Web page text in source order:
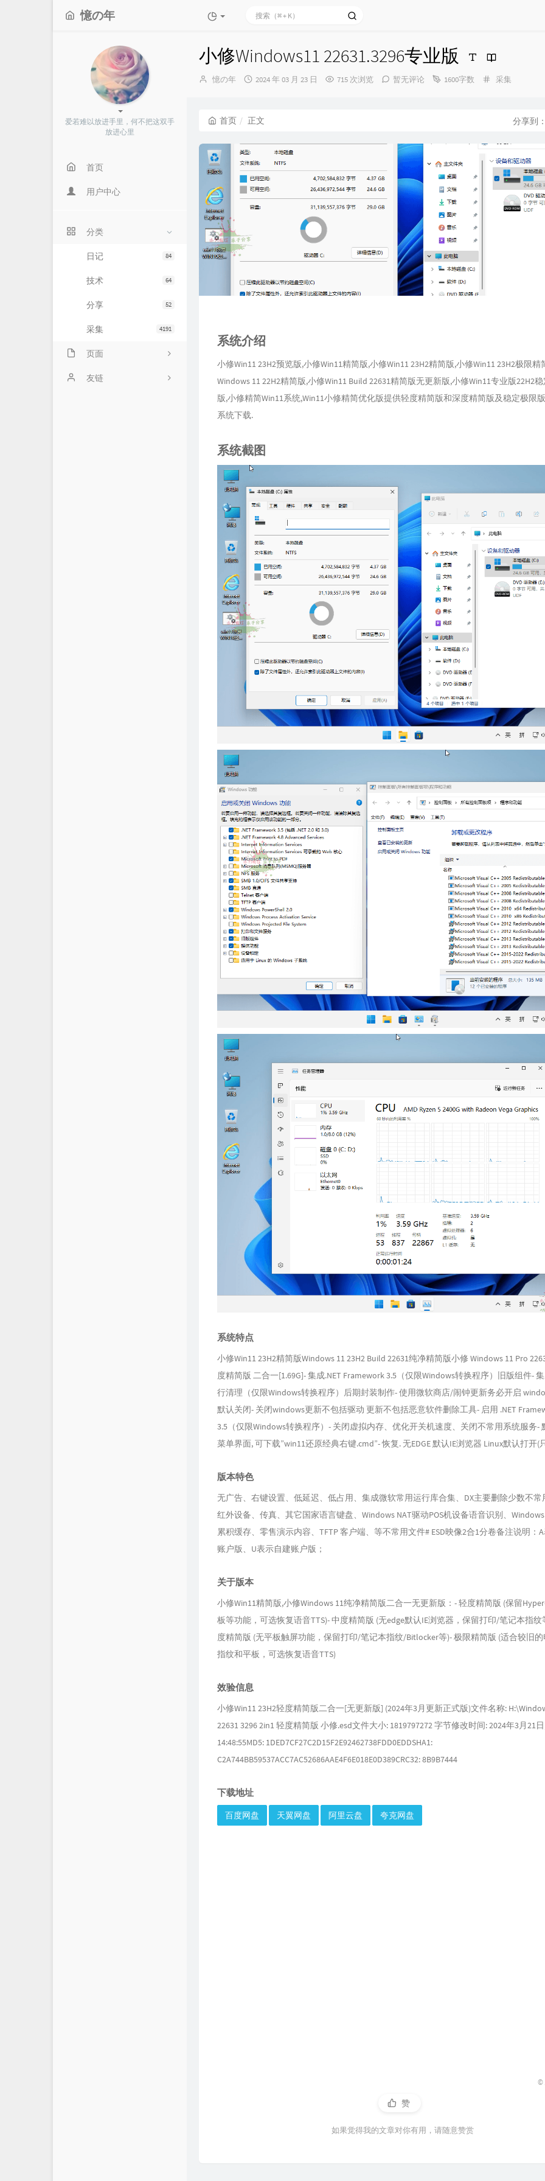
憶の年
爱若难以放进手里，何不把这双手
放进心里
首页
用户中心
分类
84
日记
64
技术
52
分享
4191
采集
页面
会员中心
友链
小修Windows11 22631.3296专业版
博
憶の年
发
2024 年 03 月 23 日 715 次浏览 暂无评论 1600字数
分
采集
首页 正文 分享到
系统介绍
小修Win11 23H2预览版,小修Win11精简版,小修Win11 23H2精简版,小修Win11 23H2极限精
Windows 11 22H2精简版,小修Win11 Build 22631精简版无更新版,小修Win11专业版22H2
版,小修精简Win11系统,Win11小修精简优化版提供轻度精简版和深度精简版及稳定极限
系统下载.
系统截图
系统特点
小修Win11 23H2精简版Windows 11 23H2 Build 22631纯净精简版小修 Windows 11 Pro
度精简版 二合一[1.69G]- 集成.NET Framework 3.5（仅限Windows转换程序）旧版组件-
行清理（仅限Windows转换程序）后期封装制作- 使用微软商店/闹钟更新务必开启
默认关闭- 关闭windows更新不包括驱动 更新不包括恶意软件删除工具- 启用 .NET
3.5（仅限Windows转换程序）- 关闭虚拟内存、优化开关机速度、关闭不常用系统服务-
菜单界面, 可下载”win11还原经典右键.cmd”- 恢复. 无EDGE 默认IE浏览器 Linux默认打开(
版本特色
无广告、右键设置、低延迟、低占用、集成微软常用运行库合集、DX主要删除少数不常
红外设备、传真、其它国家语言键盘、Windows NAT驱动POS机设备语音识别、
累积缓存、零售演示内容、TFTP 客户端、等不常用文件# ESD映像2合1分卷备注说明：
账户版、U表示自建账户版；
关于版本
小修Win11精简版,小修Windows 11纯净精简版二合一无更新版：- 轻度精简版 (保留
板等功能，可选恢复语音TTS)- 中度精简版 (无edge默认IE浏览器，保留打印/笔记本指纹
度精简版 (无平板触屏功能，保留打印/笔记本指纹/Bitlocker等)- 极限精简版 (适合较旧
指纹和平板，可选恢复语音TTS)
效验信息
小修Win11 23H2轻度精简版二合一[无更新版] (2024年3月更新正式版)文件名称:
22631 3296 2in1 轻度精简版 小修.esd文件大小: 1819797272 字节修改时间: 2024年3月21
14:48:55MD5: 1DED7CF27C2D15F2E92462738FDD0EDDSHA1:
C2A744BB59537ACC7AC52686AAE4F6E018E0D389CRC32: 8B9B7444
下载地址
百度网盘 天翼网盘 阿里云盘 夸克网盘
©
赞
如果觉得我的文章对你有用，请随意赞赏